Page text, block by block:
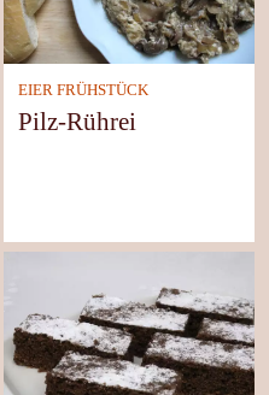
EIER FRÜHSTÜCK
Pilz-Rührei